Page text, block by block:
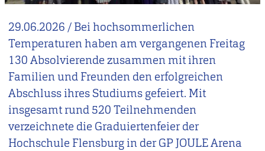
29.06.2026 /Bei hochsommerlichen
Temperaturen haben am vergangenen Freitag
130 Absolvierende zusammen mit ihren
Familien und Freunden den erfolgreichen
Abschluss ihres Studiums gefeiert. Mit
insgesamt rund 520 Teilnehmenden
verzeichnete die Graduiertenfeier der
Hochschule Flensburg in der GP JOULE Arena